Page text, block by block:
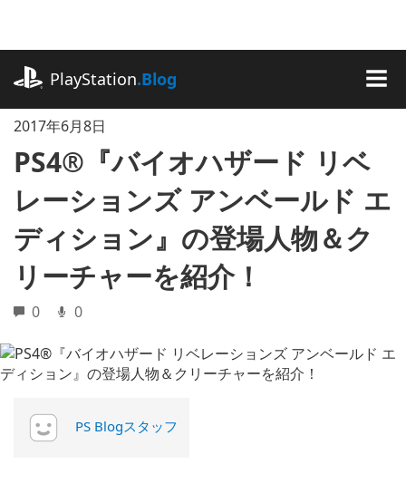
に
キ
ッ
プ
PlayStation.Blog
2017年6月8日
PS4®『バイオハザード リベ
レーションズ アンベールド エ
ディション』の登場人物＆ク
リーチャーを紹介！
0 0
PS Blogスタッフ